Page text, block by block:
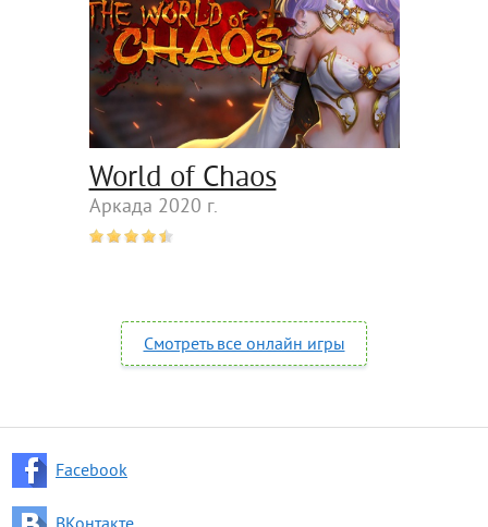
World of Chaos
Аркада 2020 г.
Смотреть все онлайн игры
Facebook